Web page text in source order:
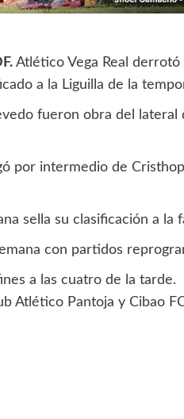
Atlético Vega Real
a la Liguilla de la
fueron obra del
por intermedio de
sella su clasificación a
con partidos
a las cuatro de la
Atlético Pantoja y Cibao